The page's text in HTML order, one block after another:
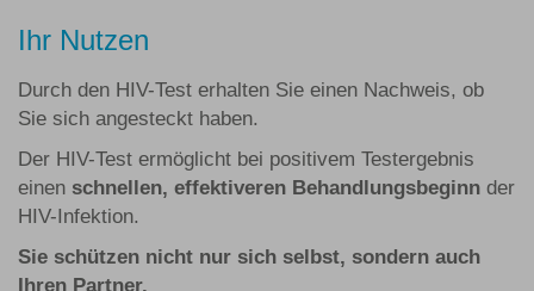
Ihr Nutzen
Durch den HIV-Test erhalten Sie einen Nachweis, ob
Sie sich angesteckt haben.
Der HIV-Test ermöglicht bei positivem Testergebnis
einen schnellen, effektiveren Behandlungsbeginn der
HIV-Infektion.
Sie schützen nicht nur sich selbst, sondern auch
Ihren Partner.